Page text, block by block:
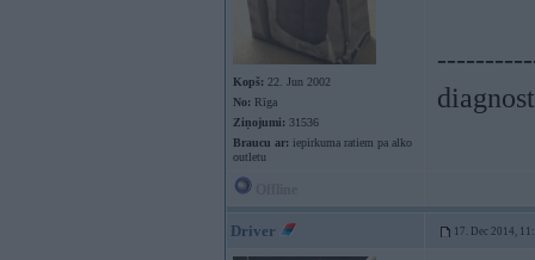
Kopš: 22. Jun 2002
No: Rīga
Ziņojumi: 31536
Braucu ar: iepirkuma ratiem pa alko
outletu
Driver 17. Dec 2014,